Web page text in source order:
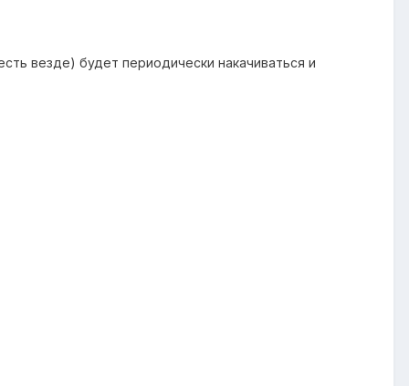
везде) будет периодически накачиваться и